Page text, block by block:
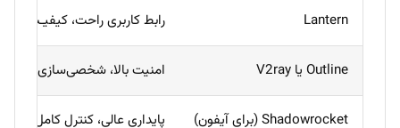
Lantern رابط کاربری راحت، کیفیـت
Outline یا V2ray امنیت بالا، شخصی‌سازی، کمتر
Shadowrocket (برای آیفون) پایداری عالی، کنترل کامل بر